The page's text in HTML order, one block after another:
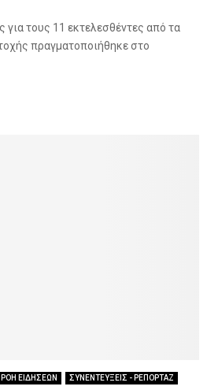
για τους 11 εκτελεσθέντες από τα
πραγματοποιήθηκε στο
ΡΟΗ ΕΙΔΗΣΕΩΝ ΣΥΝΕΝΤΕΥΞΕΙΣ - ΡΕΠΟΡΤΑΖ